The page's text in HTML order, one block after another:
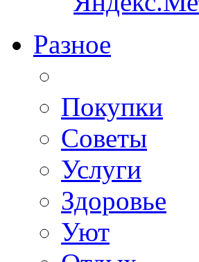
Разное
Покупки
Советы
Услуги
Здоровье
Уют